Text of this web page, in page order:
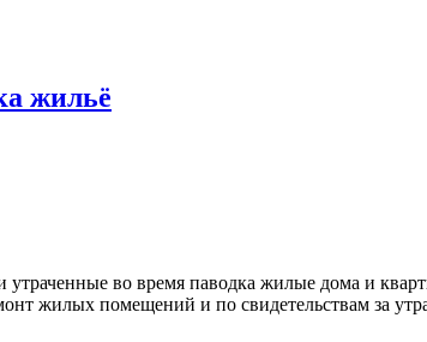
жильё
во время паводка жилые дома и
жилых помещений и по свидетельствам за